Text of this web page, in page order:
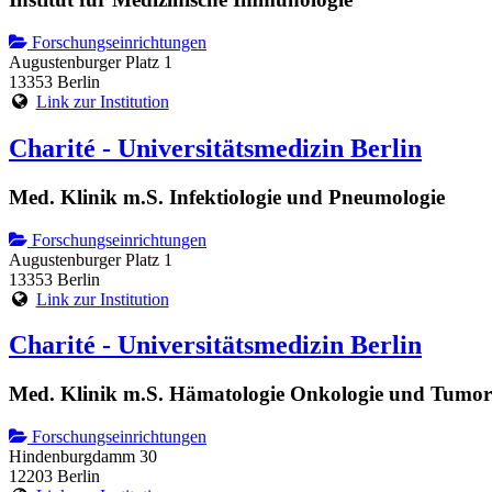
Forschungseinrichtungen
Augustenburger Platz 1
13353 Berlin
Link zur Institution
Charité - Universitätsmedizin Berlin
Med. Klinik m.S. Infektiologie und Pneumologie
Forschungseinrichtungen
Augustenburger Platz 1
13353 Berlin
Link zur Institution
Charité - Universitätsmedizin Berlin
Med. Klinik m.S. Hämatologie Onkologie und
Forschungseinrichtungen
Hindenburgdamm 30
12203 Berlin